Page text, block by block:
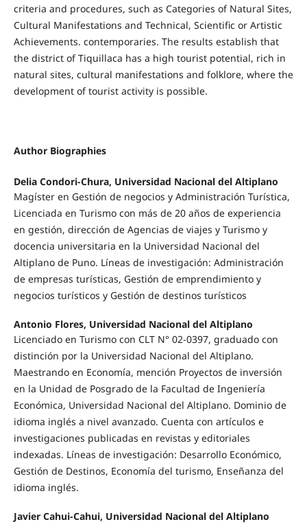
criteria and procedures, such as Categories of Natural Sites,
Cultural Manifestations and Technical, Scientific or Artistic
Achievements. contemporaries. The results establish that
the district of Tiquillaca has a high tourist potential, rich in
natural sites, cultural manifestations and folklore, where the
development of tourist activity is possible.
Author Biographies
Delia Condori-Chura, Universidad Nacional del Altiplano
Magíster en Gestión de negocios y Administración Turística,
Licenciada en Turismo con más de 20 años de experiencia
en gestión, dirección de Agencias de viajes y Turismo y
docencia universitaria en la Universidad Nacional del
Altiplano de Puno. Líneas de investigación: Administración
de empresas turísticas, Gestión de emprendimiento y
negocios turísticos y Gestión de destinos turísticos
Antonio Flores, Universidad Nacional del Altiplano
Licenciado en Turismo con CLT N° 02-0397, graduado con
distinción por la Universidad Nacional del Altiplano.
Maestrando en Economía, mención Proyectos de inversión
en la Unidad de Posgrado de la Facultad de Ingeniería
Económica, Universidad Nacional del Altiplano. Dominio de
idioma inglés a nivel avanzado. Cuenta con artículos e
investigaciones publicadas en revistas y editoriales
indexadas. Líneas de investigación: Desarrollo Económico,
Gestión de Destinos, Economía del turismo, Enseñanza del
idioma inglés.
Javier Cahui-Cahui, Universidad Nacional del Altiplano